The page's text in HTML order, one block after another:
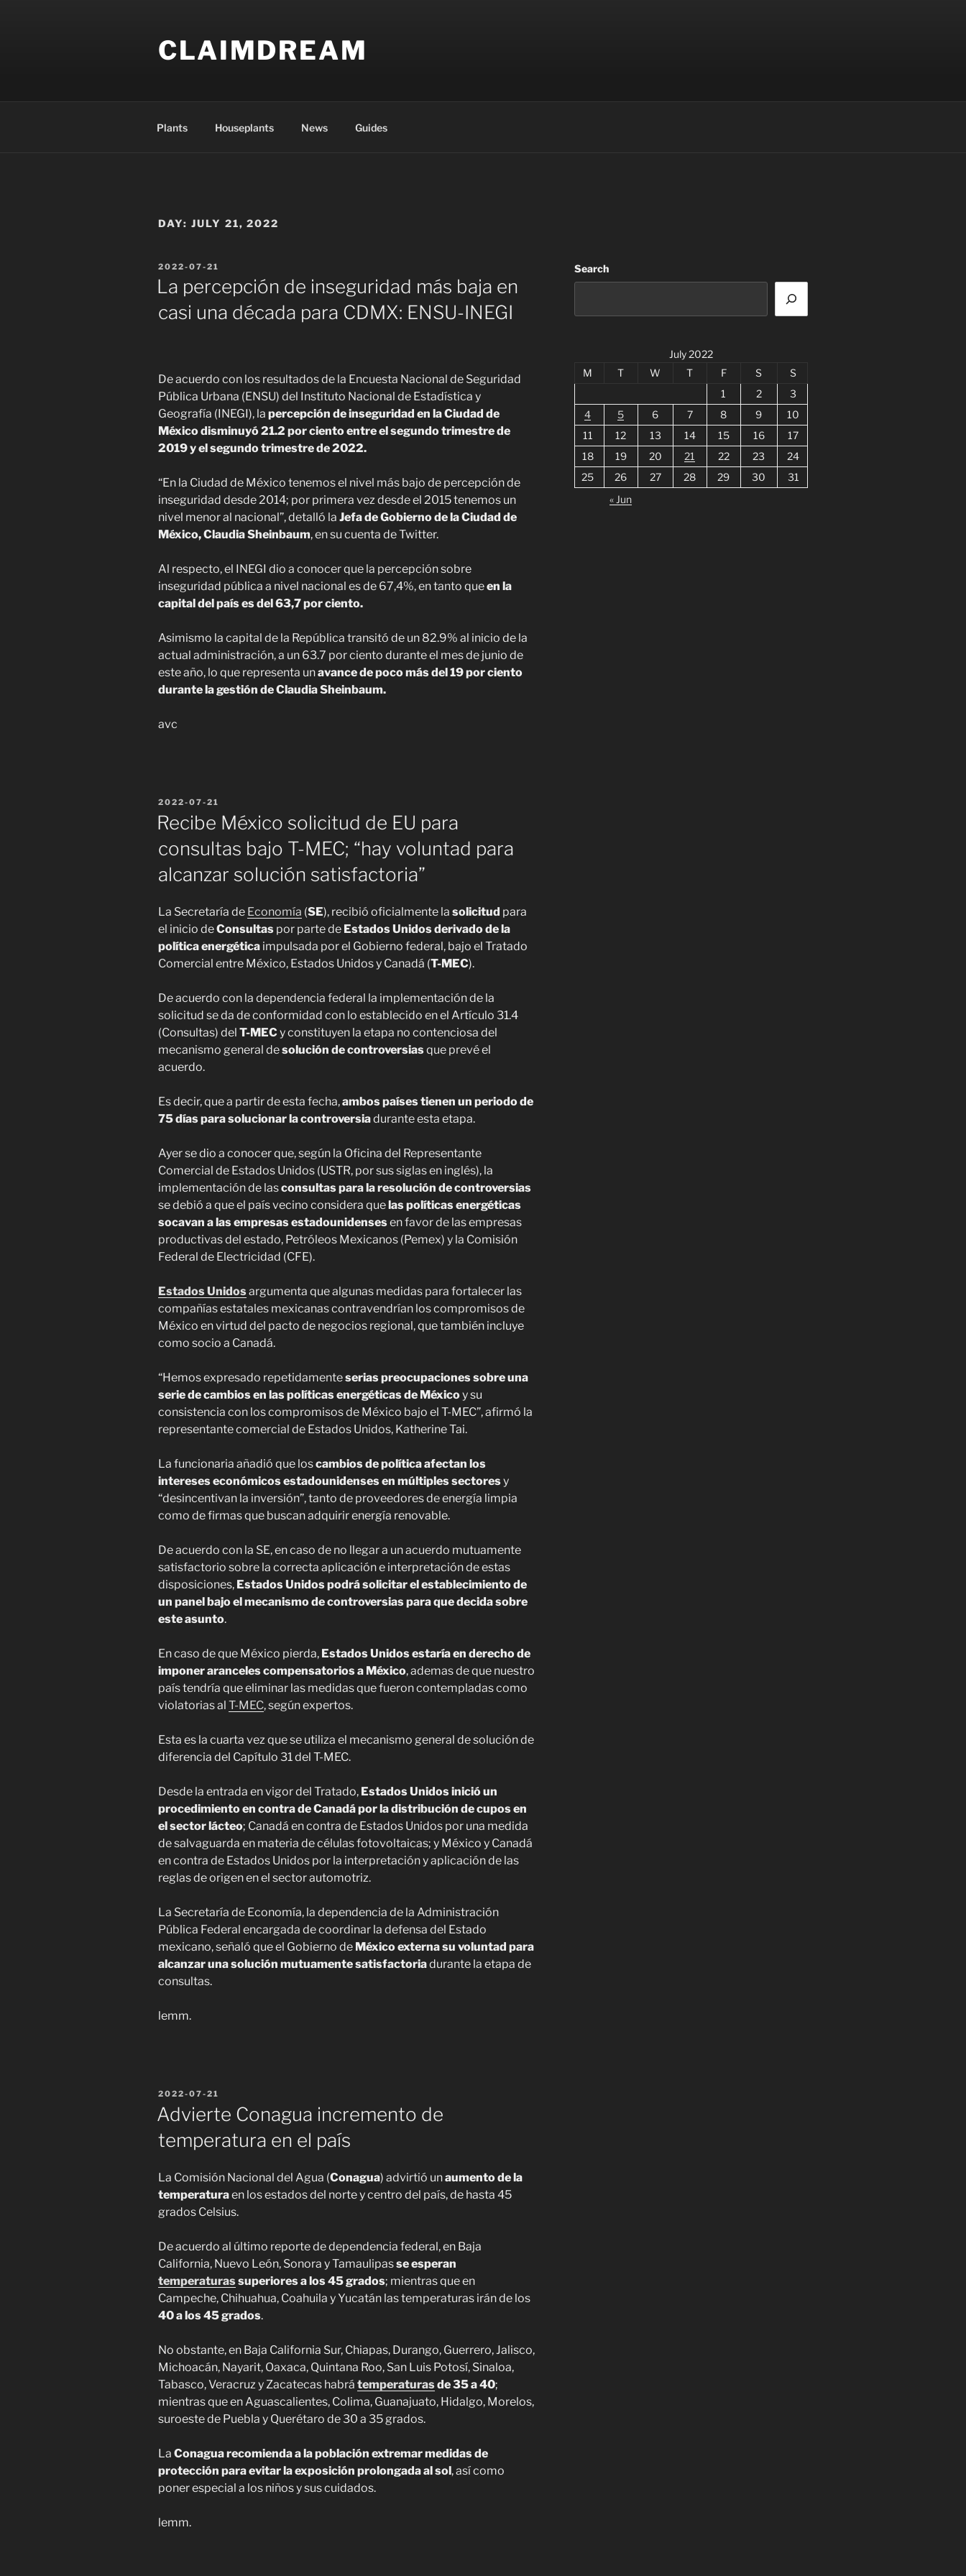
CLAIMDREAM
Plants Houseplants News Guides
DAY: JULY 21, 2022
POSTED
ON
2022-07-21
La percepción de inseguridad más baja en
casi una década para CDMX: ENSU-INEGI
De acuerdo con los resultados de la Encuesta Nacional de Seguridad
Pública Urbana (ENSU) del Instituto Nacional de Estadística y
Geografía (INEGI), la percepción de inseguridad en la Ciudad de
México disminuyó 21.2 por ciento entre el segundo trimestre de
2019 y el segundo trimestre de 2022.
“En la Ciudad de México tenemos el nivel más bajo de percepción de
inseguridad desde 2014; por primera vez desde el 2015 tenemos un
nivel menor al nacional”, detalló la Jefa de Gobierno de la Ciudad de
México, Claudia Sheinbaum, en su cuenta de Twitter.
Al respecto, el INEGI dio a conocer que la percepción sobre
inseguridad pública a nivel nacional es de 67,4%, en tanto queen la
capital del país es del 63,7 por ciento.
Asimismo la capital de la República transitó de un 82.9% al inicio de la
actual administración, a un 63.7 por ciento durante el mes de junio de
este año, lo que representa unavance de poco más del 19 por ciento
durante la gestión de Claudia Sheinbaum.
avc
POSTED
2022-07-21
Recibe México solicitud de EU para
consultas bajo T-MEC; “hay voluntad para
alcanzar solución satisfactoria”
La Secretaría de Economía (SE), recibió oficialmente la solicitud para
el inicio deConsultas por parte de Estados Unidos derivado de la
política energética impulsada por el Gobierno federal, bajo el Tratado
Comercial entre México, Estados Unidos y Canadá (T-MEC).
De acuerdo con la dependencia federal la implementación de la
solicitud se da de conformidad con lo establecido en el Artículo 31.4
(Consultas) del T-MECy constituyen la etapa no contenciosa del
mecanismo general desolución de controversiasque prevé el
acuerdo.
Es decir, que a partir de esta fecha,ambos países tienen un periodo de
75 días para solucionar la controversiadurante esta etapa.
Ayer se dio a conocer que, según la Oficina del Representante
Comercial de Estados Unidos (USTR, por sus siglas en inglés), la
implementación de lasconsultas para la resolución de controversias
se debió a que el país vecino considera quelas políticas energéticas
socavan a las empresas estadounidensesen favor de las empresas
productivas del estado, Petróleos Mexicanos (Pemex) y la Comisión
Federal de Electricidad (CFE).
Estados Unidosargumenta que algunas medidas para fortalecer las
compañías estatales mexicanas contravendrían los compromisos de
México en virtud del pacto de negocios regional, que también incluye
como socio a Canadá.
“Hemos expresado repetidamenteserias preocupaciones sobre una
serie de cambios en las políticas energéticas de Méxicoy su
consistencia con los compromisos de México bajo el T-MEC”, afirmó la
representante comercial de Estados Unidos, Katherine Tai.
La funcionaria añadió que loscambios de política afectan los
intereses económicos estadounidenses en múltiples sectoresy
“desincentivan la inversión”, tanto de proveedores de energía limpia
como de firmas que buscan adquirir energía renovable.
De acuerdo con la SE, en caso de no llegar a un acuerdo mutuamente
satisfactorio sobre la correcta aplicación e interpretación de estas
disposiciones, Estados Unidos podrá solicitar el establecimiento de
un panel bajo el mecanismo de controversias para que decida sobre
este asunto.
En caso de que México pierda, Estados Unidos estaría en derecho de
imponer aranceles compensatorios a México, ademas de que nuestro
país tendría que eliminar las medidas que fueron contempladas como
violatorias al T-MEC, según expertos.
Esta es la cuarta vez que se utiliza el mecanismo general de solución de
diferencia del Capítulo 31 del T-MEC.
Desde la entrada en vigor del Tratado, Estados Unidos inició un
procedimiento en contra de Canadá por la distribución de cupos en
el sector lácteo; Canadá en contra de Estados Unidos por una medida
de salvaguarda en materia de células fotovoltaicas; y México y Canadá
en contra de Estados Unidos por la interpretación y aplicación de las
reglas de origen en el sector automotriz.
La Secretaría de Economía, la dependencia de la Administración
Pública Federal encargada de coordinar la defensa del Estado
mexicano, señaló que el Gobierno de México externa su voluntad para
alcanzar una solución mutuamente satisfactoriadurante la etapa de
consultas.
lemm.
POSTED
ON
2022-07-21
Advierte Conagua incremento de
temperatura en el país
La Comisión Nacional del Agua (Conagua) advirtió unaumento de la
temperaturaen los estados del norte y centro del país, de hasta 45
grados Celsius.
De acuerdo al último reporte de dependencia federal, en Baja
California, Nuevo León, Sonora y Tamaulipasse esperan
temperaturassuperiores a los 45 grados; mientras que en
Campeche, Chihuahua, Coahuila y Yucatán las temperaturas irán de los
40 a los 45 grados.
No obstante, en Baja California Sur, Chiapas, Durango, Guerrero, Jalisco,
Michoacán, Nayarit, Oaxaca, Quintana Roo, San Luis Potosí, Sinaloa,
Tabasco, Veracruz y Zacatecas habrá temperaturasde 35 a 40;
mientras que en Aguascalientes, Colima, Guanajuato, Hidalgo, Morelos,
suroeste de Puebla y Querétaro de 30 a 35 grados.
La Conagua recomienda a la población extremar medidas de
protección para evitar la exposición prolongada al sol, así como
poner especial a los niños y sus cuidados.
lemm.
Search
July 2022
M
T W T F S
S
1
2
3
4
5 6 7 8 9
10
11
12 13 14 15 16
17
18
19 20 21 22 23
24
25
26 27 28 29 30
31
« Jun